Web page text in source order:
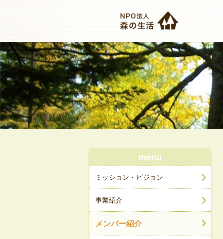
menu
ミッション・ビジョン
事業紹介
メンバー紹介